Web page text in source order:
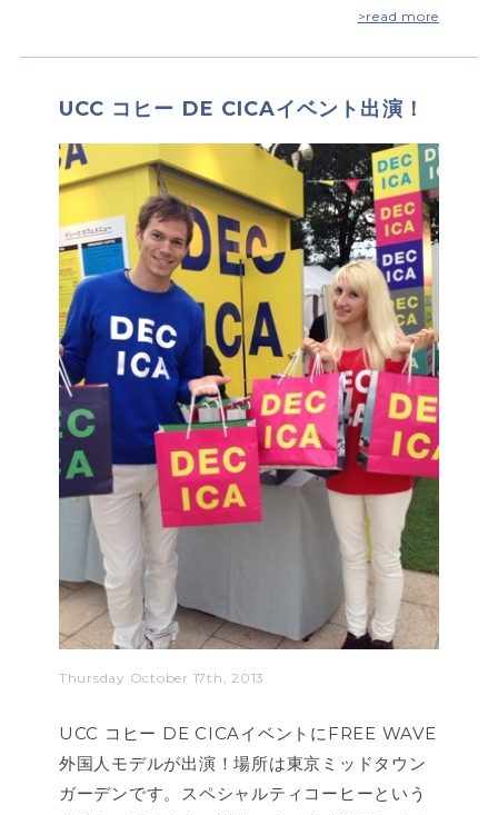
>read more
UCC コヒー DE CICAイベント出演！
Thursday October 17th, 2013
UCC コヒー DE CICAイベントにFREE WAVE
外国人モデルが出演！場所は東京ミッドタウン
ガーデンです。スペシャルティコーヒーという